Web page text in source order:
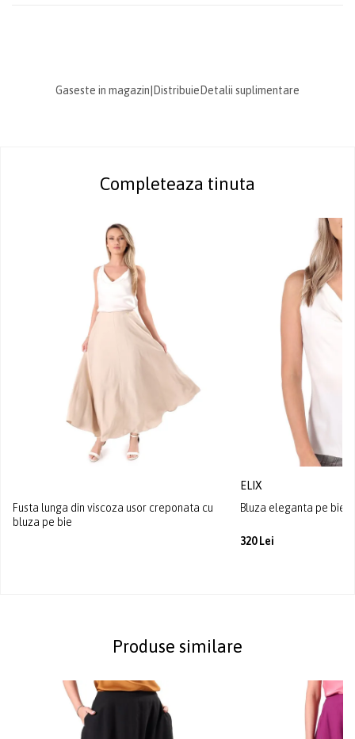
Gaseste in magazin Distribuie Detalii suplimentare
Completeaza tinuta
Fusta lunga din viscoza usor creponata cu
bluza pe bie
ELIX
Bluza eleganta pe bie
320 Lei
Produse similare